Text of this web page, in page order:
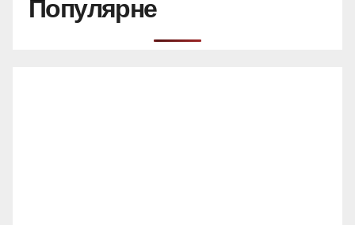
Популярне